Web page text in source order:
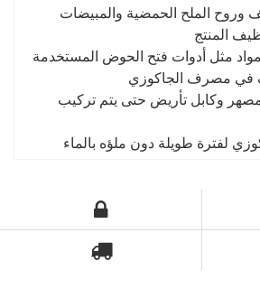
وروح الملح الحمضية والمبيضات
المنتج
مثل أدوات فتح الحوض المستخدمة
في مصرف الجاكوزي
وكابل تأريض حتى يتم تركيب
لفترة طويلة دون ملؤه بالماء